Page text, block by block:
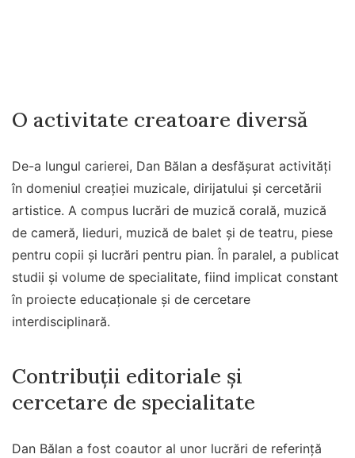
O activitate creatoare diversă
De-a lungul carierei, Dan Bălan a desfășurat activități
în domeniul creației muzicale, dirijatului și cercetării
artistice. A compus lucrări de muzică corală, muzică
de cameră, lieduri, muzică de balet și de teatru, piese
pentru copii și lucrări pentru pian. În paralel, a publicat
studii și volume de specialitate, fiind implicat constant
în proiecte educaționale și de cercetare
interdisciplinară.
Contribuții editoriale și
cercetare de specialitate
Dan Bălan a fost coautor al unor lucrări de referință